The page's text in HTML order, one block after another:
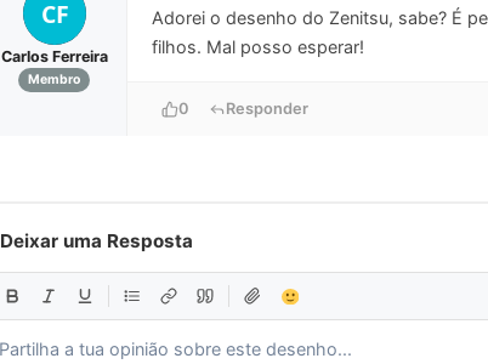
CF
Carlos Ferreira
Membro
Adorei o desenho do Zenitsu, sabe? É
filhos. Mal posso esperar!
0 Responder
Deixar uma Resposta